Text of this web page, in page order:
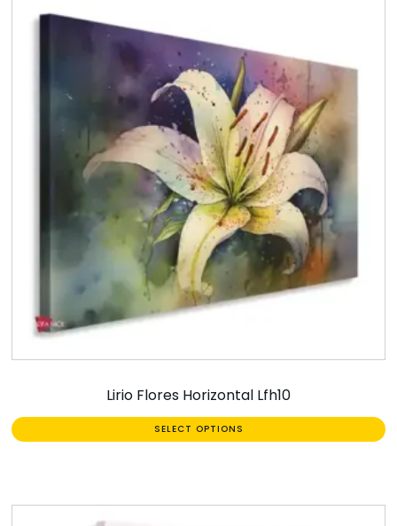
Lirio Flores Horizontal Lfh10
SELECT OPTIONS